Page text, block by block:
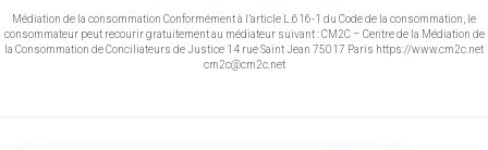
Médiation de la consommation Conformément à l’article L.616-1 du Code de la consommation, le
consommateur peut recourir gratuitement au médiateur suivant : CM2C – Centre de la Médiation de
la Consommation de Conciliateurs de Justice 14 rue Saint Jean 75017 Paris https://www.cm2c.net
cm2c@cm2c.net